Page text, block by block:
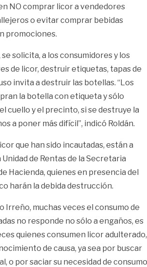
NO comprar licor a vendedores
o evitar comprar bebidas
promociones.
solicita, a los consumidores y los
de licor, destruir etiquetas, tapas de
invita a destruir las botellas. “Los
la botella con etiqueta y sólo
cuello y el precinto, si se destruye la
a poner más difícil”, indicó Roldán.
que han sido incautadas, están a
de Rentas de la Secretaria
Hacienda, quienes en presencia del
harán la debida destrucción.
Irreño, muchas veces el consumo de
no responde no sólo a engaños, es
quienes consumen licor adulterado,
de causa, ya sea por buscar
o por saciar su necesidad de